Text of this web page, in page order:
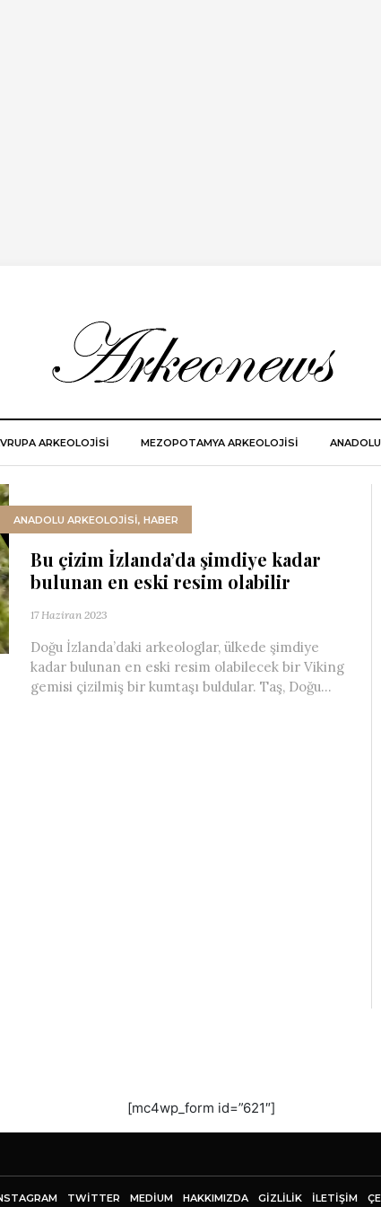
ARKEOLOJISI MEZOPOTAMYA ARKEOLOJISI
ANADOLU ARKEOLOJİSİ, HABER
Bu çizim İzlanda’da şimdiye kadar
bulunan en eski resim olabilir
17 Haziran 2023
Doğu İzlanda’daki arkeologlar, ülkede şimdiye
kadar bulunan en eski resim olabilecek bir Viking
gemisi çizilmiş bir kumtaşı buldular. Taş, Doğu...
[mc4wp_form id=”621″]
TWITTER MEDIUM HAKKIMIZDA GİZLİLİK İLETIŞIM